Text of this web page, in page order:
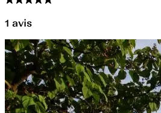
1 avis